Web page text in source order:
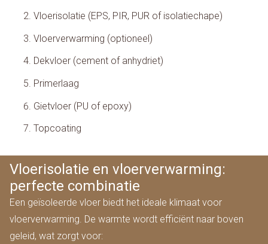
Vloerisolatie (EPS, PIR, PUR of isolatiechape)
Vloerverwarming (optioneel)
Dekvloer (cement of anhydriet)
Primerlaag
Gietvloer (PU of epoxy)
Topcoating
Vloerisolatie en vloerverwarming:
perfecte combinatie
Een geïsoleerde vloer biedt het ideale klimaat voor
vloerverwarming. De warmte wordt efficiënt naar boven
geleid, wat zorgt voor: